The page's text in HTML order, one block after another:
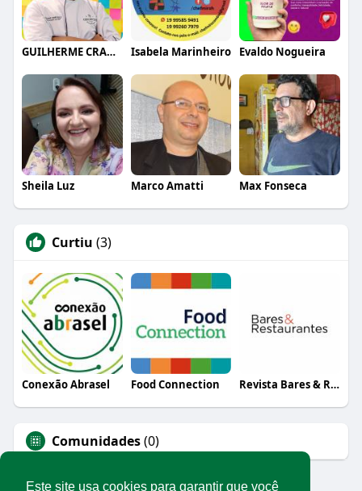
Este site usa cookies para garantir que você
GUILHERME CRAMER BALLE Isabela Marinheiro Evaldo Nogueira
Sheila Luz Marco Amatti Max Fonseca
Curtiu (3)
Conexão Abrasel Food Connection Revista Bares & Restaurantes
Comunidades(0)